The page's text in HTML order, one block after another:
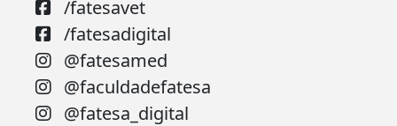
/fatesavet
/fatesadigital
@fatesamed
@faculdadefatesa
@fatesa_digital